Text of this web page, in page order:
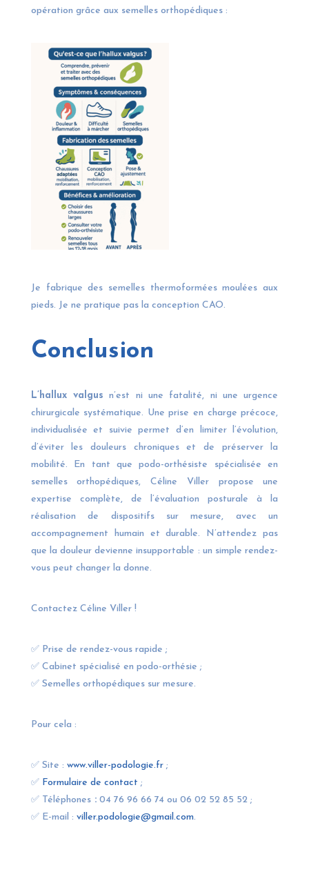
opération grâce aux semelles orthopédiques :
Je fabrique des semelles thermoformées moulées aux
pieds. Je ne pratique pas la conception CAO.
Conclusion
L’hallux valgus n’est ni une fatalité, ni une urgence
chirurgicale systématique. Une prise en charge précoce,
individualisée et suivie permet d’en limiter l’évolution,
d’éviter les douleurs chroniques et de préserver la
mobilité. En tant que podo-orthésiste spécialisée en
semelles orthopédiques, Céline Viller propose une
expertise complète, de l’évaluation posturale à la
réalisation de dispositifs sur mesure, avec un
accompagnement humain et durable. N’attendez pas
que la douleur devienne insupportable : un simple rendez-
vous peut changer la donne.
Contactez Céline Viller !
✅ Prise de rendez-vous rapide ;
✅ Cabinet spécialisé en podo-orthésie ;
✅ Semelles orthopédiques sur mesure.
Pour cela :
✅ Site : www.viller-podologie.fr;
✅ Formulaire de contact ;
✅ Téléphones:04 76 96 66 74 ou 06 02 52 85 52 ;
✅ E-mail : viller.podologie@gmail.com.